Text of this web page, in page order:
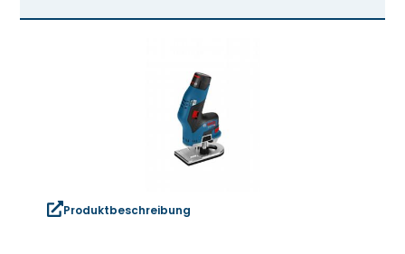
Produktbeschreibung